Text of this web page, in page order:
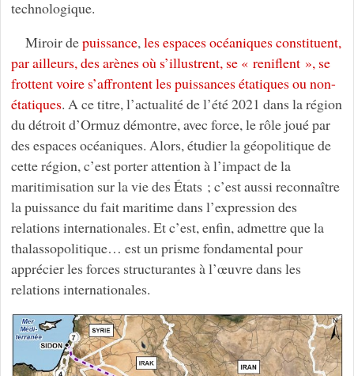
technologique.
Miroir depuissance,les espaces océaniques constituent,
par ailleurs, des arènes où s’illustrent, se « reniflent », se
frottent voire s’affrontent les puissances étatiques ou non-
étatiques. A ce titre, l’actualité de l’été 2021 dans la région
du détroit d’Ormuz démontre, avec force, le rôle joué par
des espaces océaniques. Alors, étudier la géopolitique de
cette région, c’est porter attention à l’impact de la
maritimisation sur la vie des États ; c’est aussi reconnaître
la puissance du fait maritime dans l’expression des
relations internationales. Et c’est, enfin, admettre que la
thalassopolitique… est un prisme fondamental pour
apprécier les forces structurantes à l’œuvre dans les
relations internationales.